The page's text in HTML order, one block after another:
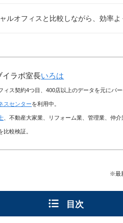
ルオフィスと比較しながら、効率よ
イラボ室長いろは
ィス契約4つ目、400店以上のデータを元にバ
スセンターを利用中。
、不動産大家業、リフォーム業、管理業、仲
比較検証。
※最
目次